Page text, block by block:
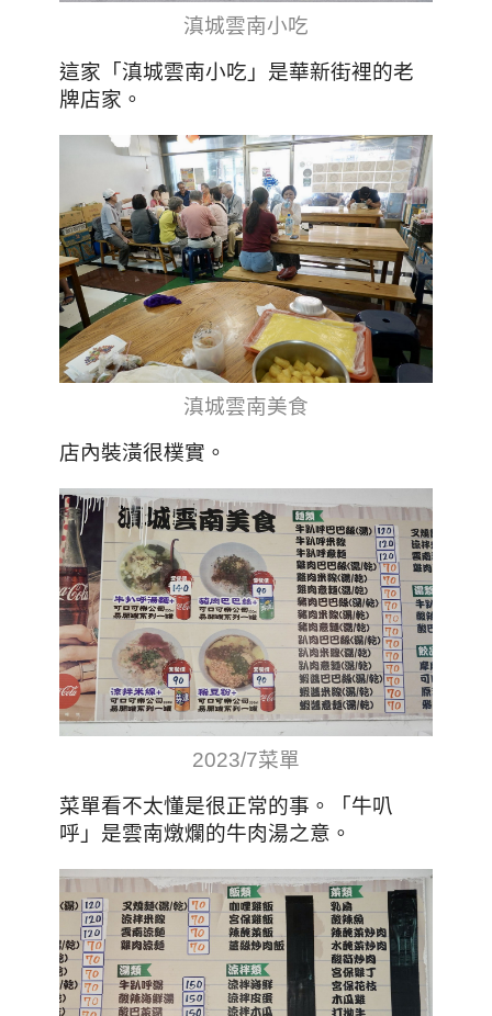
滇城雲南小吃
這家「滇城雲南小吃」是華新街裡的老
牌店家。
滇城雲南美食
店內裝潢很樸實 。
2023/7菜單
菜單看不太懂是很正常的事 。 「牛叭
呼 」 是雲南燉爛的牛肉湯之意。